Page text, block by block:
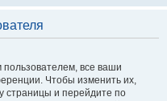
пользователем, все ваши
Чтобы изменить их,
страницы и перейдите по